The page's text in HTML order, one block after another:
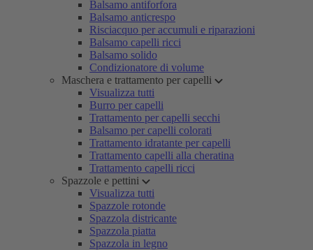
Balsamo antiforfora
Balsamo anticrespo
Risciacquo per accumuli e riparazioni
Balsamo capelli ricci
Balsamo solido
Condizionatore di volume
Maschera e trattamento per capelli
Visualizza tutti
Burro per capelli
Trattamento per capelli secchi
Balsamo per capelli colorati
Trattamento idratante per capelli
Trattamento capelli alla cheratina
Trattamento capelli ricci
Spazzole e pettini
Visualizza tutti
Spazzole rotonde
Spazzola districante
Spazzola piatta
Spazzola in legno